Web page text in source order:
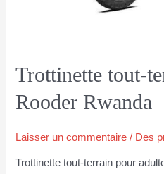
Trottinette tout-
Rooder Rwanda
Laisser un commentaire / Des
Trottinette tout-terrain pour